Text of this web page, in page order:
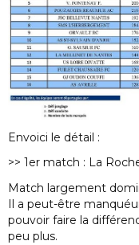
Envoici le détail :
>> 1er match : La
Match largement
Il a peut-être
pouvoir faire la
peu plus.